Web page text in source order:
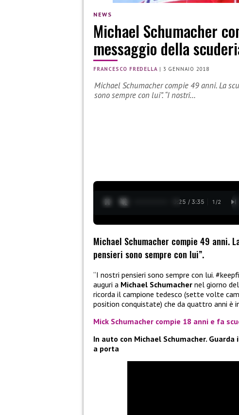
NEWS
Michael Schumacher
messaggio della
FRANCESCO FREDELLA | 3 GENNAIO 2018
Michael Schumacher compie 49 anni. La
sono sempre con lui”. “I nostri…
0:27 / 3:35 1 /2
Michael Schumacher compie 49 anni.
pensieri sono sempre con lui”.
“I nostri pensieri sono sempre con lui.
auguri a Michael Schumacher nel giorno
ricorda il campione tedesco (sette volte
position conquistate) che da quattro anni è
Mick Schumacher compie 18 anni e fa
In auto con Michael Schumacher.
a porta